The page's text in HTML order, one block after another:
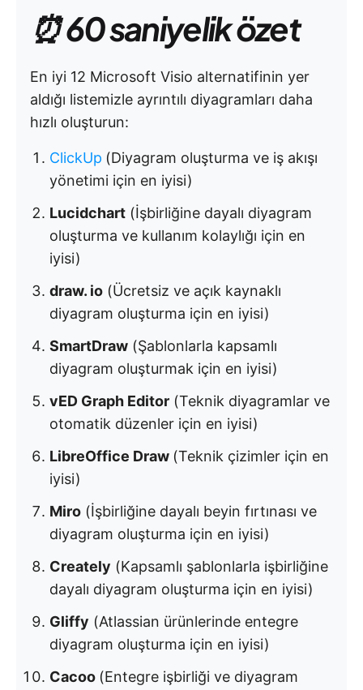
⏰ 60 saniyelik özet
En iyi 12 Microsoft Visio alternatifinin yer
aldığı listemizle ayrıntılı diyagramları daha
hızlı oluşturun:
ClickUp (Diyagram oluşturma ve iş akışı
yönetimi için en iyisi)
Lucidchart (İşbirliğine dayalı diyagram
oluşturma ve kullanım kolaylığı için en
iyisi)
draw. io (Ücretsiz ve açık kaynaklı
diyagram oluşturma için en iyisi)
SmartDraw (Şablonlarla kapsamlı
diyagram oluşturmak için en iyisi)
vED Graph Editor (Teknik diyagramlar ve
otomatik düzenler için en iyisi)
LibreOffice Draw (Teknik çizimler için en
iyisi)
Miro (İşbirliğine dayalı beyin fırtınası ve
diyagram oluşturma için en iyisi)
Creately (Kapsamlı şablonlarla işbirliğine
dayalı diyagram oluşturma için en iyisi)
Gliffy (Atlassian ürünlerinde entegre
diyagram oluşturma için en iyisi)
Cacoo (Entegre işbirliği ve diyagram